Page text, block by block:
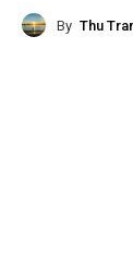
By Thu